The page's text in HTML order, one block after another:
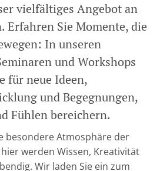
vielfältiges Angebot an
Erfahren Sie Momente, die
In unseren
und Workshops
für neue Ideen,
und Begegnungen,
Fühlen bereichern.
besondere Atmosphäre der
werden Wissen, Kreativität
Wir laden Sie ein zum